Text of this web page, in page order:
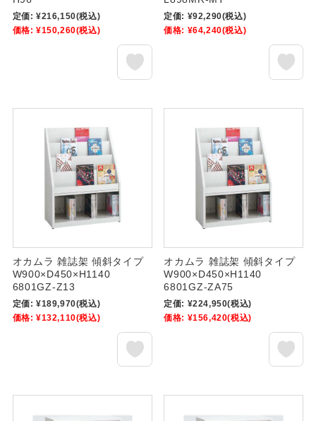
定価: ¥216,150(税込)
価格: ¥150,260(税込)
定価: ¥92,290(税込)
価格: ¥64,240(税込)
オカムラ 雑誌架 傾斜タイプ
W900×D450×H1140
6801GZ-Z13
定価: ¥189,970(税込)
価格: ¥132,110(税込)
オカムラ 雑誌架 傾斜タイプ
W900×D450×H1140
6801GZ-ZA75
定価: ¥224,950(税込)
価格: ¥156,420(税込)